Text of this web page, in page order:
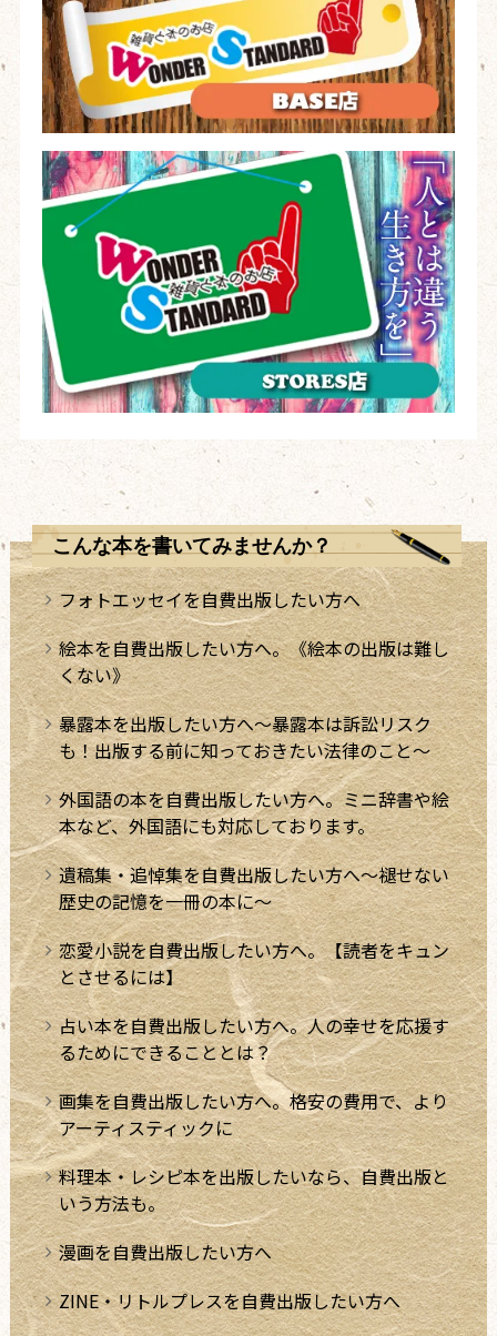
こんな本を書いてみませんか？
フォトエッセイを自費出版したい方へ
絵本を自費出版したい方へ。《絵本の出版は難し
くない》
暴露本を出版したい方へ～暴露本は訴訟リスク
も！出版する前に知っておきたい法律のこと～
外国語の本を自費出版したい方へ。ミニ辞書や絵
本など、外国語にも対応しております。
遺稿集・追悼集を自費出版したい方へ～褪せない
歴史の記憶を一冊の本に～
恋愛小説を自費出版したい方へ。【読者をキュン
とさせるには】
占い本を自費出版したい方へ。人の幸せを応援す
るためにできることとは？
画集を自費出版したい方へ。格安の費用で、より
アーティスティックに
料理本・レシピ本を出版したいなら、自費出版と
いう方法も。
漫画を自費出版したい方へ
ZINE・リトルプレスを自費出版したい方へ